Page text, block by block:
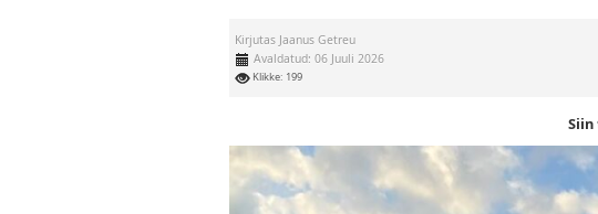
Kirjutas Jaanus Getreu
Avaldatud: 06 Juuli 2026
Klikke: 199